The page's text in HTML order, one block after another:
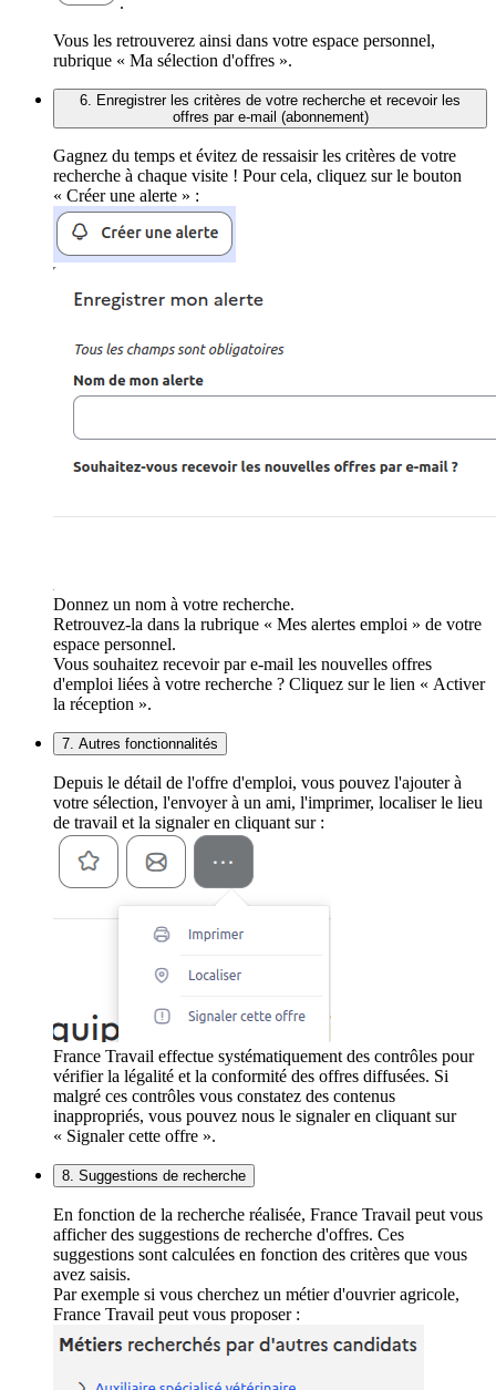
Vous les retrouverez ainsi dans votre espace personnel,
rubrique « Ma sélection d'offres ».
6. Enregistrer les critères de votre recherche et recevoir les
offres par e-mail (abonnement)
Gagnez du temps et évitez de ressaisir les critères de votre
recherche à chaque visite ! Pour cela, cliquez sur le bouton
« Créer une alerte » :
Donnez un nom à votre recherche.
Retrouvez-la dans la rubrique « Mes alertes emploi » de votre
espace personnel.
Vous souhaitez recevoir par e-mail les nouvelles offres
d'emploi liées à votre recherche ? Cliquez sur le lien « Activer
la réception ».
7. Autres fonctionnalités
Depuis le détail de l'offre d'emploi, vous pouvez l'ajouter à
votre sélection, l'envoyer à un ami, l'imprimer, localiser le lieu
de travail et la signaler en cliquant sur :
France Travail effectue systématiquement des contrôles pour
vérifier la légalité et la conformité des offres diffusées. Si
malgré ces contrôles vous constatez des contenus
inappropriés, vous pouvez nous le signaler en cliquant sur
« Signaler cette offre ».
8. Suggestions de recherche
En fonction de la recherche réalisée, France Travail peut vous
afficher des suggestions de recherche d'offres. Ces
suggestions sont calculées en fonction des critères que vous
avez saisis.
Par exemple si vous cherchez un métier d'ouvrier agricole,
France Travail peut vous proposer :